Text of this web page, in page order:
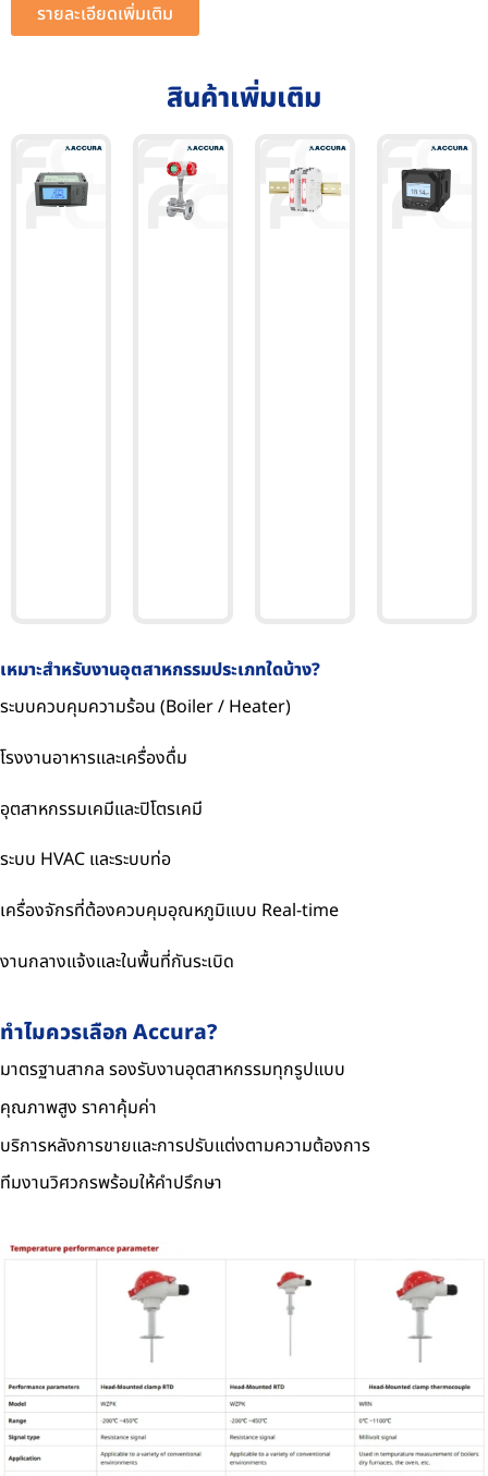
รายละเอียดเพิ่มเติม
สินค้าเพิ่มเติม
7610 C 1002S
เหมาะสำหรับงานอุตสาหกรรมประเภทใดบ้าง?
ระบบควบคุมความร้อน (Boiler / Heater)
โรงงานอาหารและเครื่องดื่ม
อุตสาหกรรมเคมีและปิโตรเคมี
ระบบ HVAC และระบบท่อ
เครื่องจักรที่ต้องควบคุมอุณหภูมิแบบ Real-time
งานกลางแจ้งและในพื้นที่กันระเบิด
ทำไมควรเลือก Accura?
มาตรฐานสากล รองรับงานอุตสาหกรรมทุกรูปแบบ
คุณภาพสูง ราคาคุ้มค่า
บริการหลังการขายและการปรับแต่งตามความต้องการ
ทีมงานวิศวกรพร้อมให้คำปรึกษา